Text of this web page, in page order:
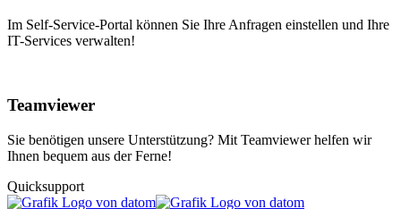
Im Self-Service-Portal können Sie Ihre Anfragen einstellen und Ihre
IT-Services verwalten!
Teamviewer
Sie benötigen unsere Unterstützung? Mit Teamviewer helfen wir
Ihnen bequem aus der Ferne!
Quicksupport